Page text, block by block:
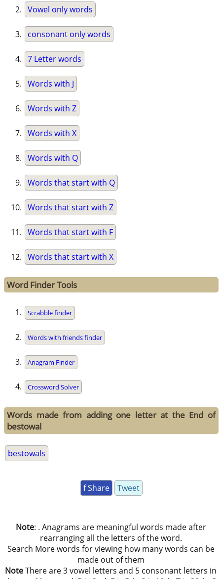
Vowel only words
consonant only words
7 Letter words
Words with J
Words with Z
Words with X
Words with Q
Words that start with Q
Words that start with Z
Words that start with F
Words that start with X
Word Finder Tools
Scrabble finder
Words with friends finder
Anagram Finder
Crossword Solver
Words made from adding one letter at the End of
bestowal
bestowals
f Share Tweet
Note: . Anagrams are meaningful words made after
rearranging all the letters of the word.
Search More words for viewing how many words can be
made out of them
NoteThere are 3 vowel letters and 5 consonant letters in